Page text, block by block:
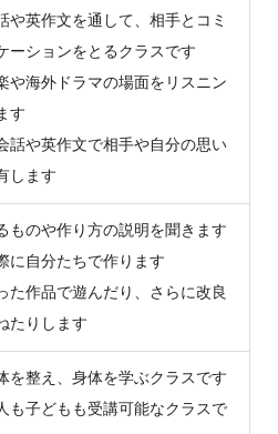
や英作文を通して、相手とコミ
ーションをとるクラスです
や海外ドラマの場面をリスニン
す
話や英作文で相手や自分の思い
します
ものや作り方の説明を聞きます
に自分たちで作ります
た作品で遊んだり、さらに改良
たりします
を整え、身体を学ぶクラスです
も子どもも受講可能なクラスで